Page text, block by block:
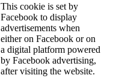
This cookie is set by
Facebook to display
advertisements when
either on Facebook or on
a digital platform powered
by Facebook advertising,
after visiting the website.